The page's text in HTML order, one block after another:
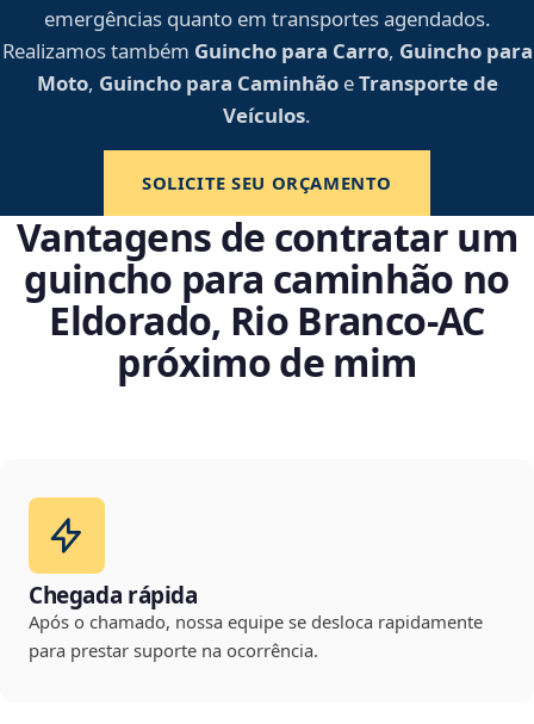
emergências quanto em transportes agendados.
Realizamos também Guincho para Carro, Guincho para
Moto, Guincho para CaminhãoeTransporte de
Veículos.
SOLICITE SEU ORÇAMENTO
Vantagens de contratar um
guincho para caminhão no
Eldorado, Rio Branco‑AC
próximo de mim
Chegada rápida
Após o chamado, nossa equipe se desloca rapidamente
para prestar suporte na ocorrência.